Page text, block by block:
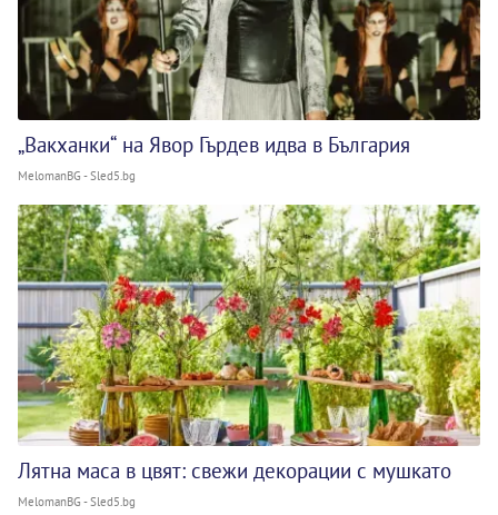
„Вакханки“ на Явор Гърдев идва в България
MelomanBG - Sled5.bg
Лятна маса в цвят: свежи декорации с мушкато
MelomanBG - Sled5.bg